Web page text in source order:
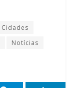
Cidades
Notícias